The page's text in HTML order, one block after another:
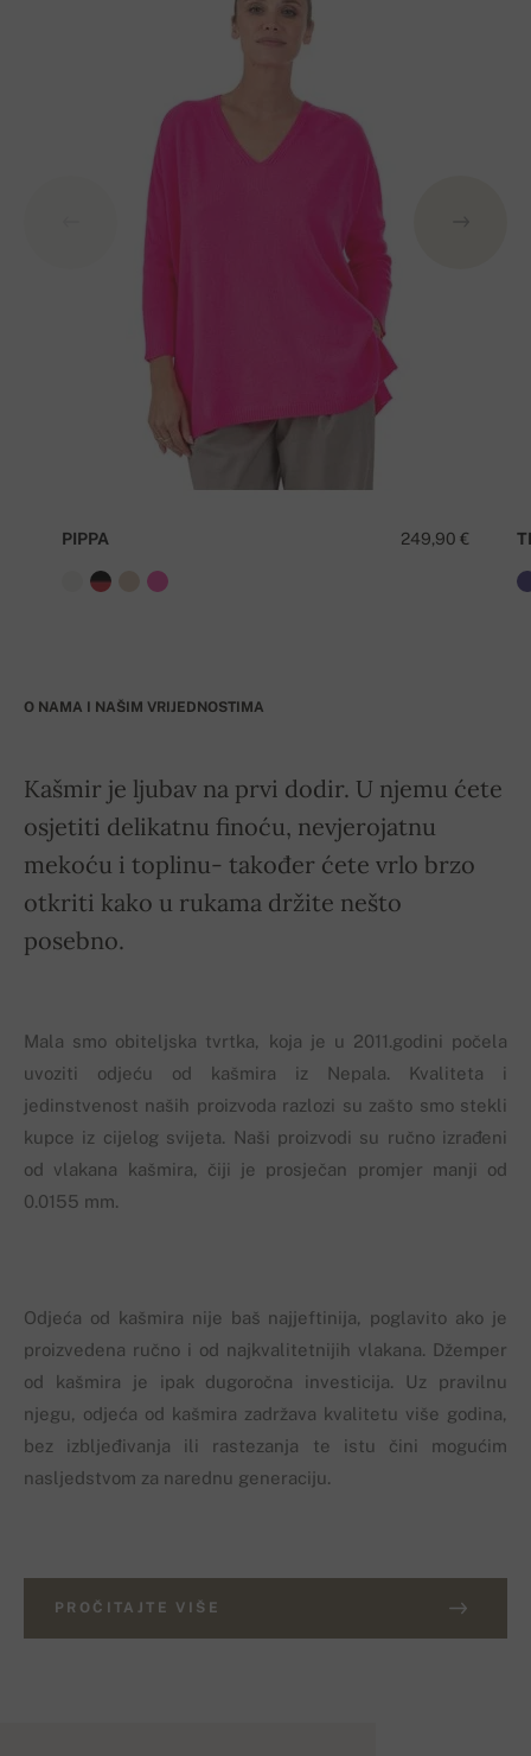
249,90 €
PIPPA
O NAMA I NAŠIM VRIJEDNOSTIMA
Kašmir je ljubav na prvi dodir. U njemu ćete
osjetiti delikatnu finoću, nevjerojatnu
mekoću i toplinu- također ćete vrlo brzo
otkriti kako u rukama držite nešto
posebno.
Mala smo obiteljska tvrtka, koja je u 2011.godini počela
uvoziti odjeću od kašmira iz Nepala. Kvaliteta i
jedinstvenost naših proizvoda razlozi su zašto smo stekli
kupce iz cijelog svijeta. Naši proizvodi su ručno izrađeni
od vlakana kašmira, čiji je prosječan promjer manji od
0.0155 mm.
Odjeća od kašmira nije baš najjeftinija, poglavito ako je
proizvedena ručno i od najkvalitetnijih vlakana. Džemper
od kašmira je ipak dugoročna investicija. Uz pravilnu
njegu, odjeća od kašmira zadržava kvalitetu više godina,
bez izbljeđivanja ili rastezanja te istu čini mogućim
nasljedstvom za narednu generaciju.
PROČITAJTE VIŠE